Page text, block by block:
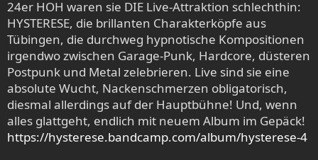
24er HOH waren sie DIE Live-Attraktion schlechthin:
HYSTERESE, die brillanten Charakterköpfe aus
Tübingen, die durchweg hypnotische Kompositionen
irgendwo zwischen Garage-Punk, Hardcore, düsteren
Postpunk und Metal zelebrieren. Live sind sie eine
absolute Wucht, Nackenschmerzen obligatorisch,
diesmal allerdings auf der Hauptbühne! Und, wenn
alles glattgeht, endlich mit neuem Album im Gepäck!
https://hysterese.bandcamp.com/album/hysterese-4